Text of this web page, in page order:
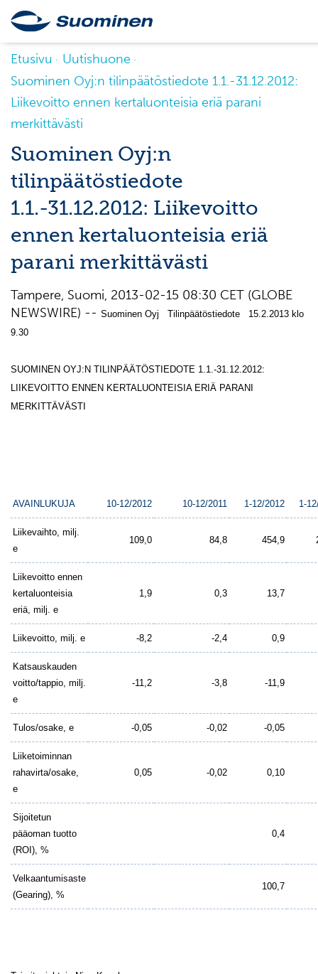
Etusivu
Uutishuone
Suominen Oyj:n tilinpäätöstiedote 1.1.-31.12.2012:
Liikevoitto ennen kertaluonteisia eriä parani
merkittävästi
Suominen Oyj:n
tilinpäätöstiedote
1.1.-31.12.2012: Liikevoitto
ennen kertaluonteisia eriä
parani merkittävästi
Tampere, Suomi, 2013-02-15 08:30 CET (GLOBE
NEWSWIRE) -- Suominen Oyj Tilinpäätöstiedote 15.2.2013 klo
9.30
SUOMINEN OYJ:N TILINPÄÄTÖSTIEDOTE 1.1.-31.12.2012:
LIIKEVOITTO ENNEN KERTALUONTEISIA ERIÄ PARANI
MERKITTÄVÄSTI
AVAINLUKUJA 10-12/2012 10-12/2011 1-12/2012 1-
Liikevaihto, milj.
e
109,0 84,8 454,9
Liikevoitto ennen
kertaluonteisia
eriä, milj. e
1,9 0,3 13,7
Liikevoitto, milj. e -8,2 -2,4 0,9
Katsauskauden
voitto/tappio, milj.
e
-11,2 -3,8 -11,9
Tulos/osake, e -0,05 -0,02 -0,05
Liiketoiminnan
rahavirta/osake,
e
0,05 -0,02 0,10
Sijoitetun
pääoman tuotto
(ROI), %
0,4
Velkaantumisaste
(Gearing), %
100,7